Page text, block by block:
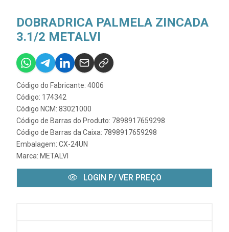
DOBRADRICA PALMELA ZINCADA
3.1/2 METALVI
Código do Fabricante: 4006
Código: 174342
Código NCM: 83021000
Código de Barras do Produto: 7898917659298
Código de Barras da Caixa: 7898917659298
Embalagem: CX-24UN
Marca: METALVI
LOGIN P/ VER PREÇO